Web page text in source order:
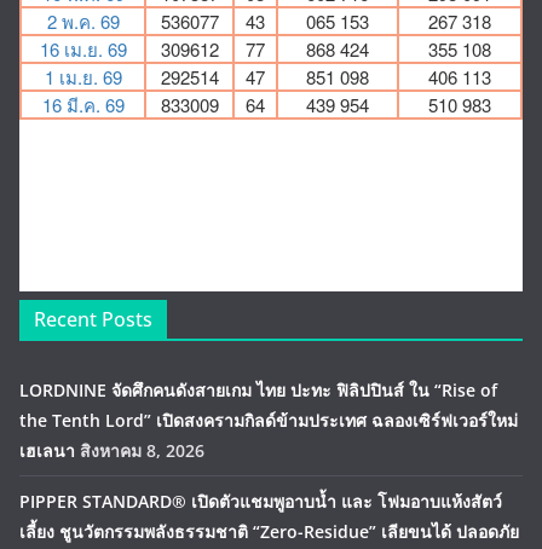
Recent Posts
LORDNINE จัดศึกคนดังสายเกม ไทย ปะทะ ฟิลิปปินส์ ใน “Rise of
the Tenth Lord” เปิดสงครามกิลด์ข้ามประเทศ ฉลองเซิร์ฟเวอร์ใหม่
เฮเลนา สิงหาคม 8, 2026
PIPPER STANDARD® เปิดตัวแชมพูอาบน้ำ และ โฟมอาบแห้งสัตว์
เลี้ยง ชูนวัตกรรมพลังธรรมชาติ “Zero-Residue” เลียขนได้ ปลอดภัย